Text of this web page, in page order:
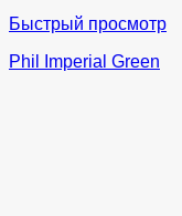
Быстрый просмотр
Phil Imperial Green